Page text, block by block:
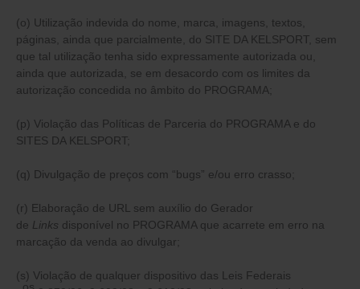
(o) Utilização indevida do nome, marca, imagens, textos,
páginas, ainda que parcialmente, do SITE DA KELSPORT, sem
que tal utilização tenha sido expressamente autorizada ou,
ainda que autorizada, se em desacordo com os limites da
autorização concedida no âmbito do PROGRAMA;
(p) Violação das Políticas de Parceria do PROGRAMA e do
SITES DA KELSPORT;
(q) Divulgação de preços com “bugs” e/ou erro crasso;
(r) Elaboração de URL sem auxílio do Gerador
de Links disponível no PROGRAMA que acarrete em erro na
marcação da venda ao divulgar;
(s) Violação de qualquer dispositivo das Leis Federais